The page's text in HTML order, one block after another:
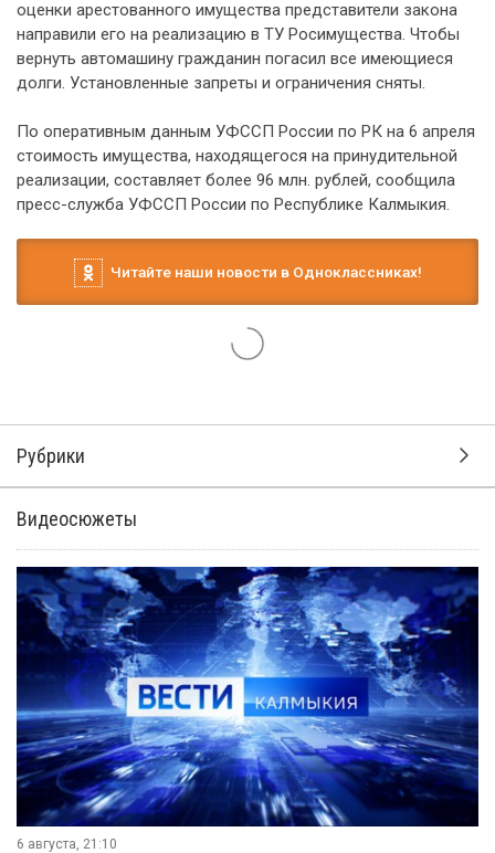
оценки арестованного имущества представители закона
направили его на реализацию в ТУ Росимущества. Чтобы
вернуть автомашину гражданин погасил все имеющиеся
долги. Установленные запреты и ограничения сняты.
По оперативным данным УФССП России по РК на 6 апреля
стоимость имущества, находящегося на принудительной
реализации, составляет более 96 млн. рублей, сообщила
пресс-служба УФССП России по Республике Калмыкия.
Читайте наши новости в Одноклассниках!
Рубрики
Видеосюжеты
6 августа, 21:10